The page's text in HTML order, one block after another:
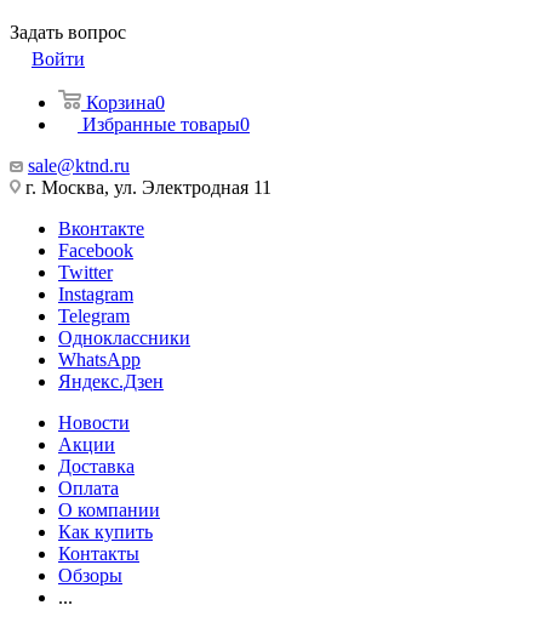
Задать вопрос
Войти
Корзина0
Избранные товары0
sale@ktnd.ru
г. Москва, ул. Электродная 11
Вконтакте
Facebook
Twitter
Instagram
Telegram
Одноклассники
WhatsApp
Яндекс.Дзен
Новости
Акции
Доставка
Оплата
О компании
Как купить
Контакты
Обзоры
...